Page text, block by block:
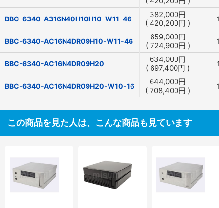
BBC-6340-A316N40H10H10-W11-46 382,000円
( 420,200円 )
BBC-6340-AC16N4DR09H10-W11-46 659,000円
( 724,900円 )
BBC-6340-AC16N4DR09H20 634,000円
( 697,400円 )
BBC-6340-AC16N4DR09H20-W10-16 644,000円
( 708,400円 )
この商品を見た人は、こんな商品も見ています